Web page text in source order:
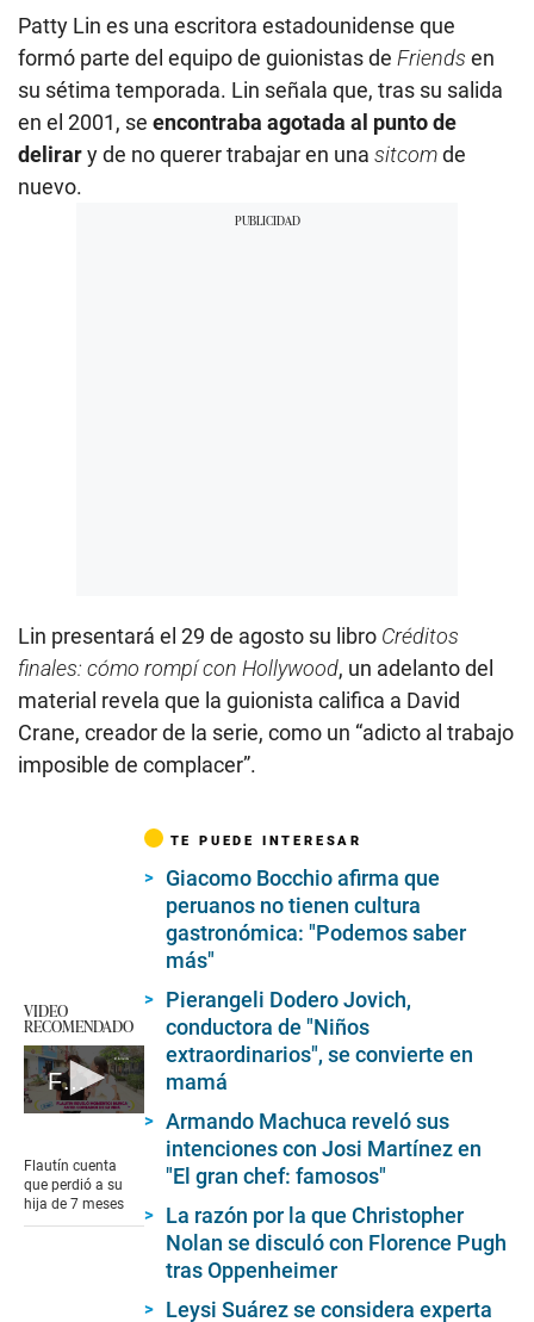
Patty Lin es una escritora estadounidense que
formó parte del equipo de guionistas de Friends en
su sétima temporada. Lin señala que, tras su salida
en el 2001, se encontraba agotada al punto de
delirary de no querer trabajar en una sitcomde
nuevo.
Lin presentará el 29 de agosto su libro Créditos
finales: cómo rompí con Hollywood, un adelanto del
material revela que la guionista califica a David
Crane, creador de la serie, como un “adicto al trabajo
imposible de complacer”.
VIDEO
RECOMENDADO
Flautín cuenta que perdió a su hija de 7 meses
of
1
minute,
32
Flautín cuenta
que perdió a su
hija de 7 meses
TE PUEDE INTERESAR
Giacomo Bocchio afirma que
peruanos no tienen cultura
gastronómica: "Podemos saber
más"
Pierangeli Dodero Jovich,
conductora de "Niños
extraordinarios", se convierte en
mamá
Armando Machuca reveló sus
intenciones con Josi Martínez en
"El gran chef: famosos"
La razón por la que Christopher
Nolan se disculó con Florence Pugh
tras Oppenheimer
Leysi Suárez se considera experta